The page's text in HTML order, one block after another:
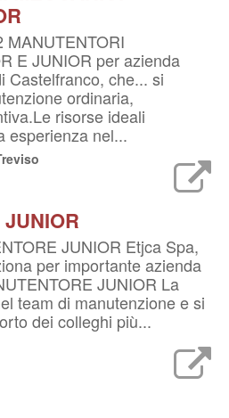
MANUTENTORI
E JUNIOR per azienda
Castelfranco, che... si
ordinaria,
risorse ideali
esperienza nel...
JUNIOR Etjca Spa,
per importante azienda
JUNIOR La
team di manutenzione e si
dei colleghi più...